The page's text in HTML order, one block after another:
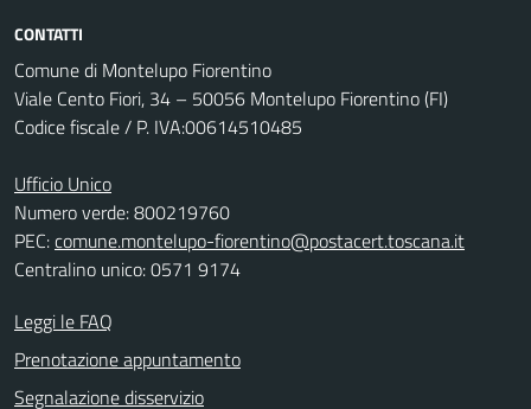
CONTATTI
Comune di Montelupo Fiorentino
Viale Cento Fiori, 34 – 50056 Montelupo Fiorentino (FI)
Codice fiscale / P. IVA:00614510485
Ufficio Unico
Numero verde: 800219760
PEC:comune.montelupo-fiorentino@postacert.toscana.it
Centralino unico: 0571 9174
Leggi le FAQ
Prenotazione appuntamento
Segnalazione disservizio